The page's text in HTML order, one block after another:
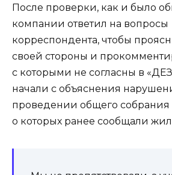
После проверки, как и было
компании ответил на вопросы
корреспондента, чтобы
своей стороны и
с которыми не согласны в
начали с объяснения
проведении общего собрания
о которых ранее сообщали